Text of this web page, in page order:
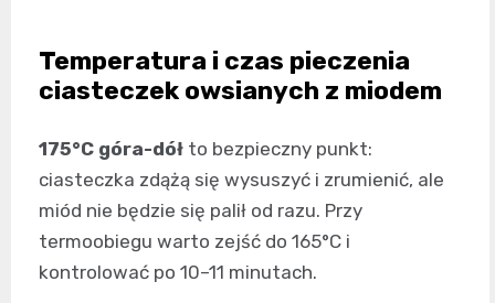
Temperatura i czas pieczenia
ciasteczek owsianych z miodem
175°C góra-dół to bezpieczny punkt:
ciasteczka zdążą się wysuszyć i zrumienić, ale
miód nie będzie się palił od razu. Przy
termoobiegu warto zejść do 165°C i
kontrolować po 10–11 minutach.